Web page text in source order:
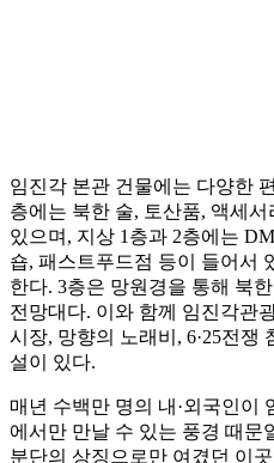
임진각 본관 건물에는 다양한
층에는 북한 술, 토산품, 액세서
있으며, 지상 1층과 2층에는
숍, 패스트푸드점 등이 들어서
한다. 3층은 망원경을 통해 북
전망대다. 이와 함께 임진각관
시장, 망향의 노래비, 6·25전쟁
설이 있다.
매년 수백만 명의 내·외국인이
에서만 만날 수 있는 풍경 때문
분단의 상징으로만 여겼던 이